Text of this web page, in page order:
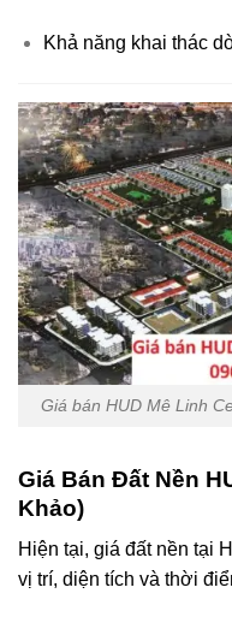
Khả năng khai thác
Giá bán HUD Mê Linh
Giá Bán Đất Nền
Khảo)
Hiện tại, giá đất nền tại
vị trí, diện tích và thời